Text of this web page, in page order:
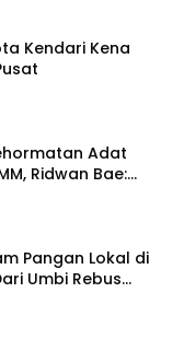
Kendari Kena
Adat
Ridwan Bae:
Pantas!
Pangan Lokal di
Umbi Rebus